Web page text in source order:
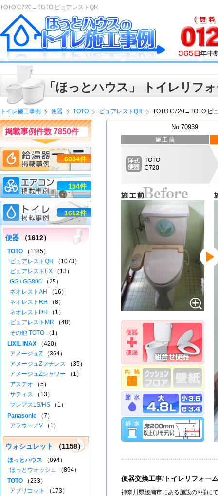
TOTO C720→TOTO ピュアレストQR
「ほっとハウス」 トイレリフ
トイレ施工事例 便器 TOTO ピュアレストQR TOTO C720→TOTO ピ
No.70939
施工前
TOTO
C720
便器交換工事/トイレリフォーム
神奈川県綾瀬市にある施設のK様に
掲載事例件数 7850件
6084件
154件
1612件
便器 （1612）
TOTO （1185）
ピュアレストQR （1073）
ピュアレストEX （13）
GG / GG800 （25）
ネオレストAH
（16）
ネオレストRH
（8）
ネオレストDH
（1）
ピュアレストMR （48）
その他 TOTO （1）
LIXIL INAX （420）
アメージュZ （364）
アメージュZフチレス （35）
アメージュZシャワー （1）
アステオ （5）
サティス （13）
プレアスLS/HS （1）
Panasonic （7）
アラウーノV （1）
ウォシュレット （1158）
ほっとハウス （894）
ほっとウォッシュ （894）
TOTO （233）
アプリコット
（173）